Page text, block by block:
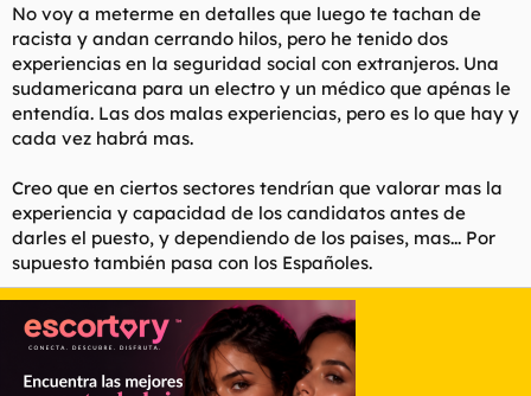
No voy a meterme en detalles que luego te tachan de
racista y andan cerrando hilos, pero he tenido dos
experiencias en la seguridad social con extranjeros. Una
sudamericana para un electro y un médico que apénas le
entendía. Las dos malas experiencias, pero es lo que hay y
cada vez habrá mas.
Creo que en ciertos sectores tendrían que valorar mas la
experiencia y capacidad de los candidatos antes de
darles el puesto, y dependiendo de los paises, mas... Por
supuesto también pasa con los Españoles.